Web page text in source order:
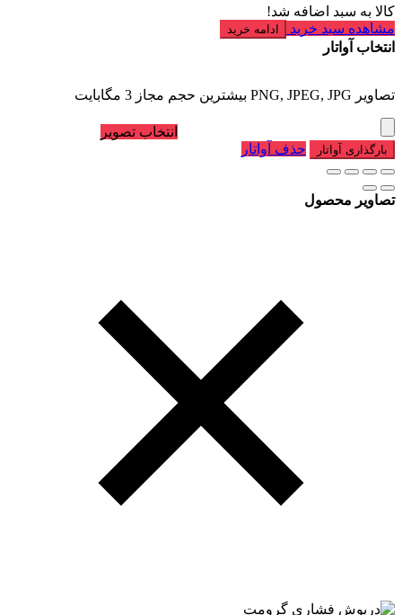
کالا به سبد اضافه شد!
مشاهده سبد خرید
ادامه خرید
انتخاب آواتار
تصاویر PNG, JPEG, JPG بیشترین حجم مجاز 3 مگابایت
انتخاب تصویر
بارگذاری آواتار حذف آواتار
تصاویر محصول